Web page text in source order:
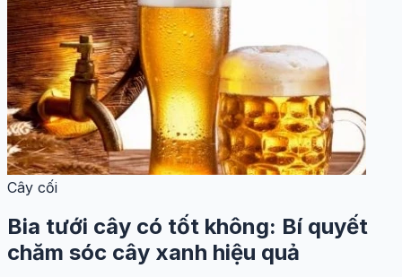
Cây cối
Bia tưới cây có tốt không: Bí quyết
chăm sóc cây xanh hiệu quả